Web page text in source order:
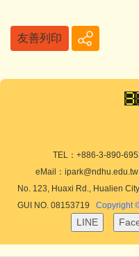
友善列印
TEL：+886-3-890-
eMail：
No. 123, Huaxi Rd., Hualien
GUI NO. 08153719
Copyright